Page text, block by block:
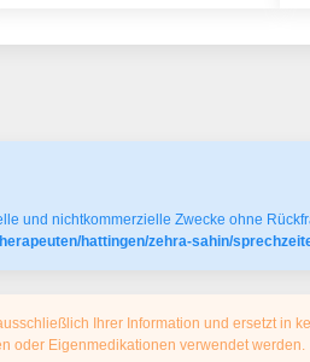
und nichtkommerzielle Zwecke ohne
hattingen/zehra-sahin/
Ihrer Information und ersetzt
oder Eigenmedikationen verwendet werden.